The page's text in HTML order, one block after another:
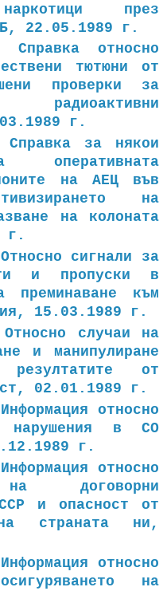
през
22.05.1989 г.
Справка относно
тютюни от
проверки за
г.
Справка за някои
оперативната
на АЕЦ във
на
на колоната
г.
сигнали за
и пропуски в
преминаване към
15.03.1989 г.
случаи на
и манипулиране
от
02.01.1989 г.
относно
нарушения в СО
г.
относно
на договорни
и опасност от
на страната ни,
относно
на